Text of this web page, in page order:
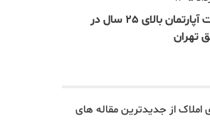
قیمت آپارتمان بالای 25 سال در
تهران
املاک از جدیدترین مقاله های